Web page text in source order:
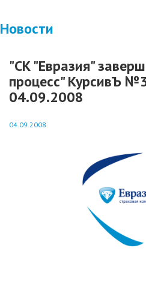
Новости
"СК "Евразия"
процесс" КурсивЪ
04.09.2008
04.09.2008